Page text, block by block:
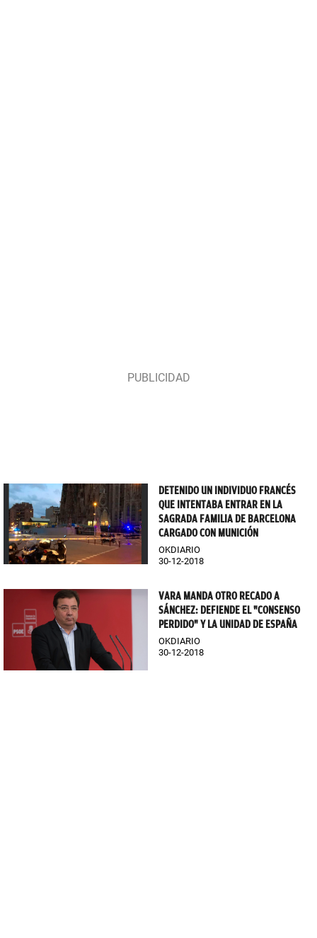
DETENIDO UN INDIVIDUO FRANCÉS
QUE INTENTABA ENTRAR EN LA
SAGRADA FAMILIA DE BARCELONA
CARGADO CON MUNICIÓN
OKDIARIO
30-12-2018
VARA MANDA OTRO RECADO A
SÁNCHEZ: DEFIENDE EL "CONSENSO
PERDIDO" Y LA UNIDAD DE ESPAÑA
OKDIARIO
30-12-2018